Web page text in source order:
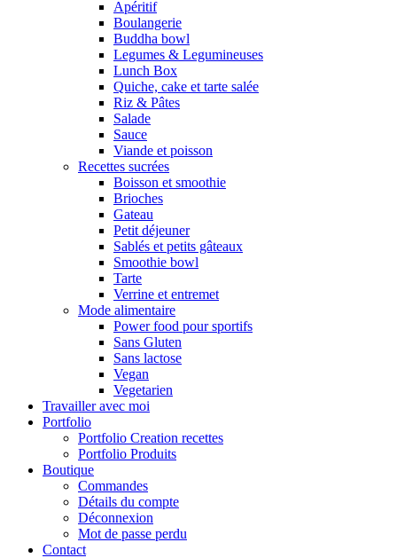
Apéritif
Boulangerie
Buddha bowl
Legumes & Legumineuses
Lunch Box
Quiche, cake et tarte salée
Riz & Pâtes
Salade
Sauce
Viande et poisson
Recettes sucrées
Boisson et smoothie
Brioches
Gateau
Petit déjeuner
Sablés et petits gâteaux
Smoothie bowl
Tarte
Verrine et entremet
Mode alimentaire
Power food pour sportifs
Sans Gluten
Sans lactose
Vegan
Vegetarien
Travailler avec moi
Portfolio
Portfolio Creation recettes
Portfolio Produits
Boutique
Commandes
Détails du compte
Déconnexion
Mot de passe perdu
Contact